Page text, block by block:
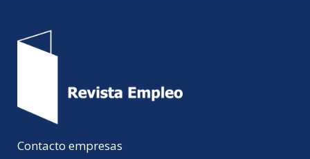
Contacto empresas